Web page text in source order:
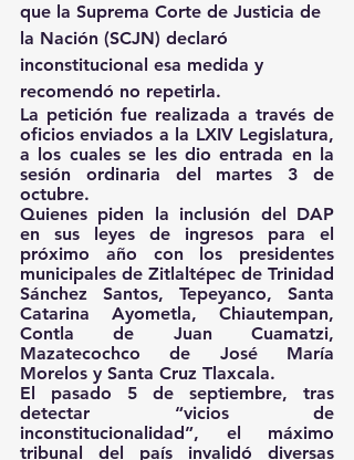
que la Suprema Corte de Justicia de
la Nación (SCJN) declaró
inconstitucional esa medida y
recomendó no repetirla.
La petición fue realizada a través de
oficios enviados a la LXIV Legislatura,
a los cuales se les dio entrada en la
sesión ordinaria del martes 3 de
octubre.
Quienes piden la inclusión del DAP
en sus leyes de ingresos para el
próximo año con los presidentes
municipales de Zitlaltépec de Trinidad
Sánchez Santos, Tepeyanco, Santa
Catarina Ayometla, Chiautempan,
Contla de Juan Cuamatzi,
Mazatecochco de José María
Morelos y Santa Cruz Tlaxcala.
El pasado 5 de septiembre, tras
detectar “vicios de
inconstitucionalidad”, el máximo
tribunal del país invalidó diversas